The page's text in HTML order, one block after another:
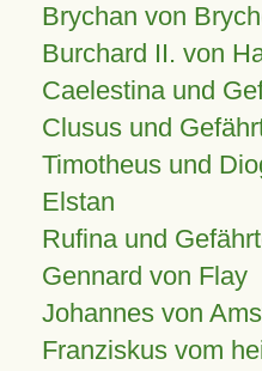
Brychan von
Burchard II. von
Caelestina und
Clusus und
Timotheus und
Elstan
Rufina und
Gennard von Flay
Johannes von
Franziskus vom